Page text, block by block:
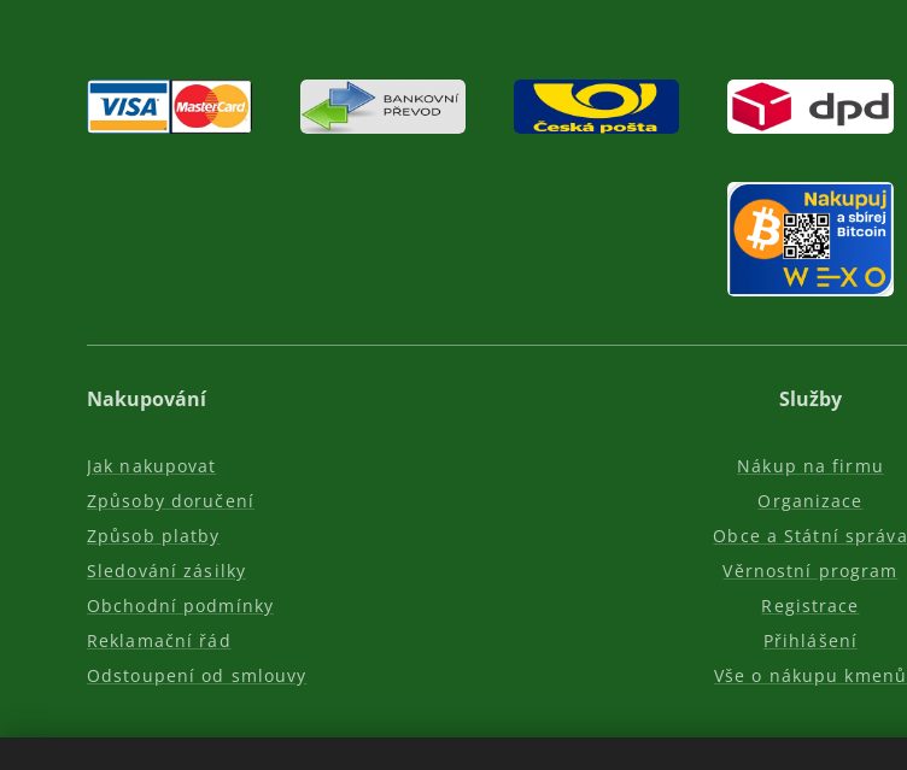
Nakupování
Jak nakupovat
Způsoby doručení
Způsob platby
Sledování zásilky
Obchodní podmínky
Reklamační řád
Odstoupení od smlouvy
Služby
Nákup na firmu
Organizace
Obce a Státní správa
Věrnostní program
Registrace
Přihlášení
Vše o nákupu kmenů